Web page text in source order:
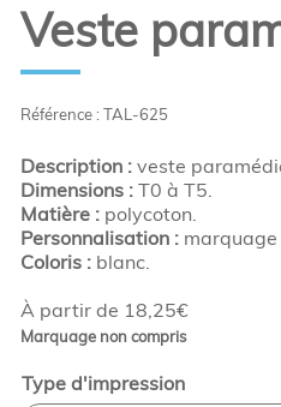
Référence : TAL-625
À partir de 18,25€
Marquage non compris
Veste
Description :veste
Dimensions :T0 à T5.
Matière :polycoton.
Personnalisation :marquage
Coloris :blanc.
Type d'impression